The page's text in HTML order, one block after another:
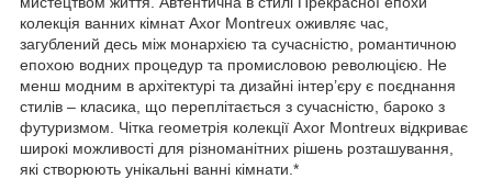
колекція ванних кімнат Axor Montreux оживляє час,
загублений десь між монархією та сучасністю, романтичною
епохою водних процедур та промисловою революцією. Не
менш модним в архітектурі та дизайні інтер’єру є поєднання
стилів – класика, що переплітається з сучасністю, бароко з
футуризмом. Чітка геометрія колекції Axor Montreux відкриває
широкі можливості для різноманітних рішень розташування,
які створюють унікальні ванні кімнати.*